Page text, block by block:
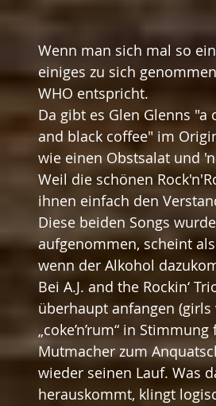
Wenn man sich mal so
einiges zu sich
WHO entspricht.
Da gibt es Glen Glenns
and black coffee" im
wie einen Obstsalat und
Weil die schönen
ihnen einfach den
Diese beiden Songs
aufgenommen, scheint
wenn der Alkohol
Bei A.J. and the Rockin‘
überhaupt anfangen
„coke’n’rum“ in
Mutmacher zum
wieder seinen Lauf. Was
herauskommt, klingt